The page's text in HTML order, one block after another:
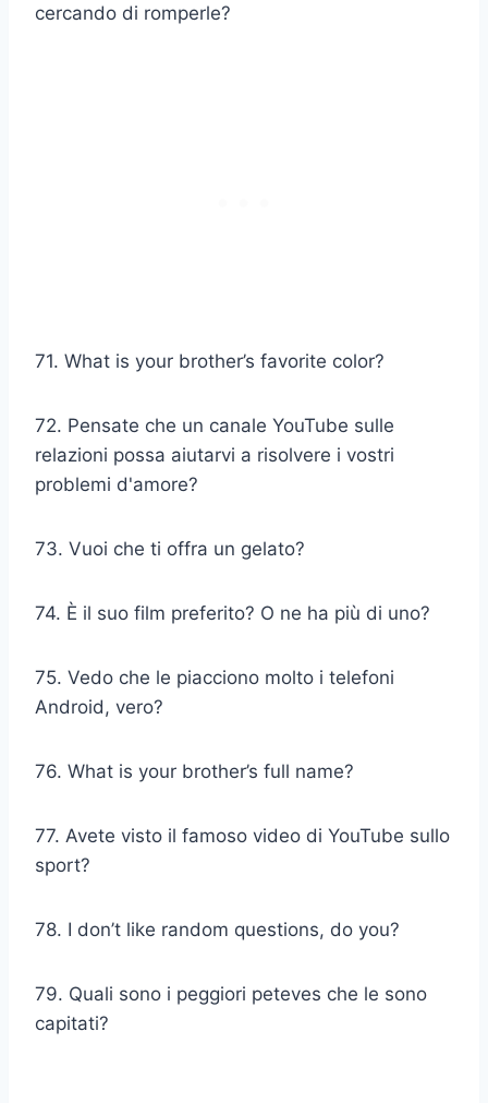
cercando di romperle?
71. What is your brother’s favorite color?
72. Pensate che un canale YouTube sulle
relazioni possa aiutarvi a risolvere i vostri
problemi d'amore?
73. Vuoi che ti offra un gelato?
74. È il suo film preferito? O ne ha più di uno?
75. Vedo che le piacciono molto i telefoni
Android, vero?
76. What is your brother’s full name?
77. Avete visto il famoso video di YouTube sullo
sport?
78. I don’t like random questions, do you?
79. Quali sono i peggiori peteves che le sono
capitati?